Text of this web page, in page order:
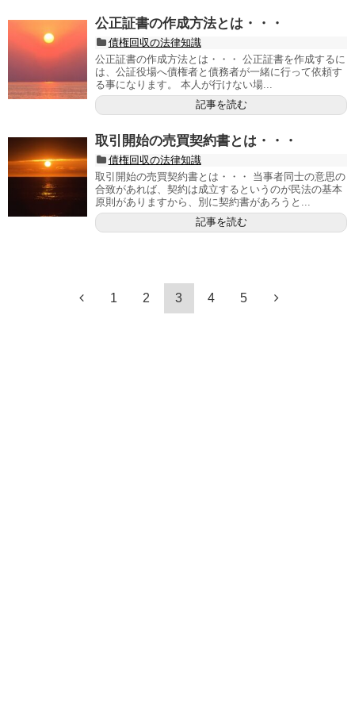
公正証書の作成方法とは・・・
債権回収の法律知識
公正証書の作成方法とは・・・ 公正証書を作成するに
は、公証役場へ債権者と債務者が一緒に行って依頼す
る事になります。 本人が行けない場...
記事を読む
取引開始の売買契約書とは・・・
債権回収の法律知識
取引開始の売買契約書とは・・・ 当事者同士の意思の
合致があれば、契約は成立するというのが民法の基本
原則がありますから、別に契約書があろうと...
記事を読む
1 2 3 4 5